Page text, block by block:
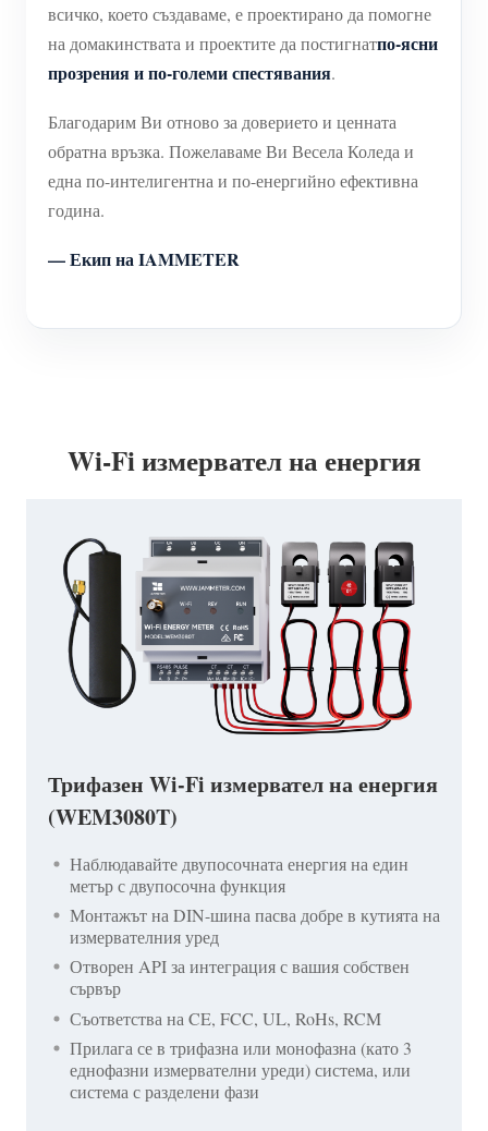
всичко, което създаваме, е проектирано да помогне
на домакинствата и проектите да постигнатпо-ясни
прозрения и по-големи спестявания.
Благодарим Ви отново за доверието и ценната
обратна връзка. Пожелаваме Ви Весела Коледа и
една по-интелигентна и по-енергийно ефективна
година.
— Екип на IAMMETER
Wi-Fi измервател на енергия
Трифазен Wi-Fi измервател на енергия
(WEM3080T)
Наблюдавайте двупосочната енергия на един
метър с двупосочна функция
Монтажът на DIN-шина пасва добре в кутията на
измервателния уред
Отворен API за интеграция с вашия собствен
сървър
Съответства на CE, FCC, UL, RoHs, RCM
Прилага се в трифазна или монофазна (като 3
еднофазни измервателни уреди) система, или
система с разделени фази